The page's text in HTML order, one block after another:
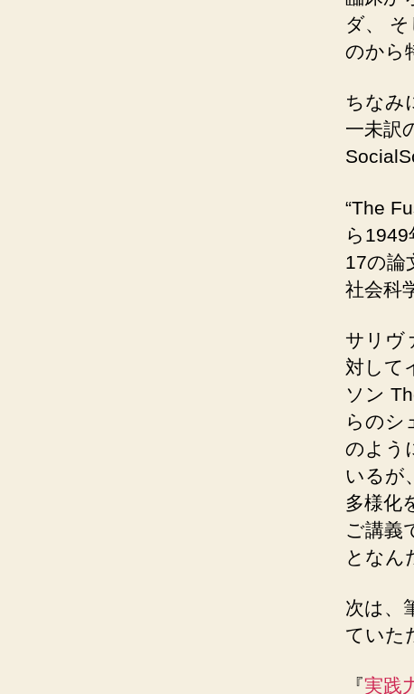
ダ、
のから
ちなみ
一未訳
“The
ら
17の論
社会科
サリヴ
対して
ソン
らのシ
のよう
いるが
多様化
ご講義
となん
次は、
ていた
『実践